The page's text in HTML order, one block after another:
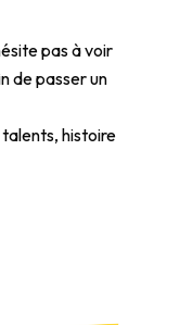
pas à voir
de passer un
histoire